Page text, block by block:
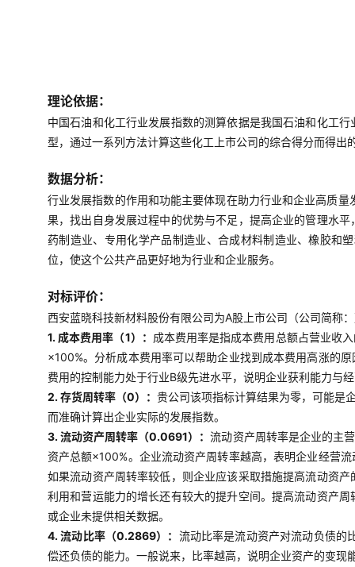
理论依据：
中国石油和化工行业发展指数的测算依据是我国石油和化工
型，通过一系列方法计算这些化工上市公司的综合得分而得
数据分析：
行业发展指数的作用和功能主要体现在助力行业和企业高质
果，找出自身发展过程中的优势与不足，提高企业的管理水
药制造业、专用化学产品制造业、合成材料制造业、橡胶和
位，使这个公共产品更好地为行业和企业服务。
对标评价：
西安蓝晓科技新材料股份有限公司为A股上市公司（公司简
1. 成本费用率（1）： 成本费用率是指成本费用总额占营业收
×100%。分析成本费用率可以帮助企业找到成本费用高涨的
费用的控制能力处于行业B级先进水平，说明企业获利能力与
2. 存货周转率（0）： 贵公司该项指标计算结果为零，可能是
而准确计算出企业实际的发展指数。
3. 流动资产周转率（0.0691）：流动资产周转率是企业的主
资产总额×100%。企业流动资产周转率越高，表明企业经营
如果流动资产周转率较低，则企业应该采取措施提高流动资
利用和营运能力的增长还有较大的提升空间。提高流动资产
或企业未提供相关数据。
4. 流动比率（0.2869）： 流动比率是流动资产对流动负债的
偿还负债的能力。一般说来，比率越高，说明企业资产的变